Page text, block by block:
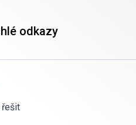
odkazy
řešit